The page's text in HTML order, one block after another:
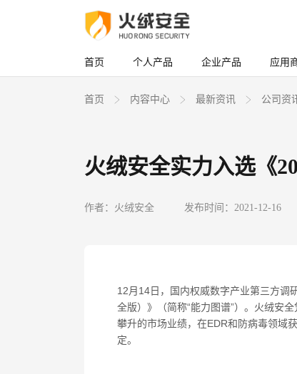
首页 个人产品 企业产品 应用
首页 内容中心 最新资讯 公司资
火绒安全实力入选《
作者：火绒安全 发布时间：2021-12-16
12月 14日，国内权威数字产业第三方调
全版）》（简称“能力图谱”）。火绒安
攀升的市场业绩，在EDR和防病毒领域
定。